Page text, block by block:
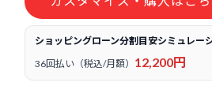
ショッピングローン分割目安シミュレー
36回払い（税込/月額） 12,200円